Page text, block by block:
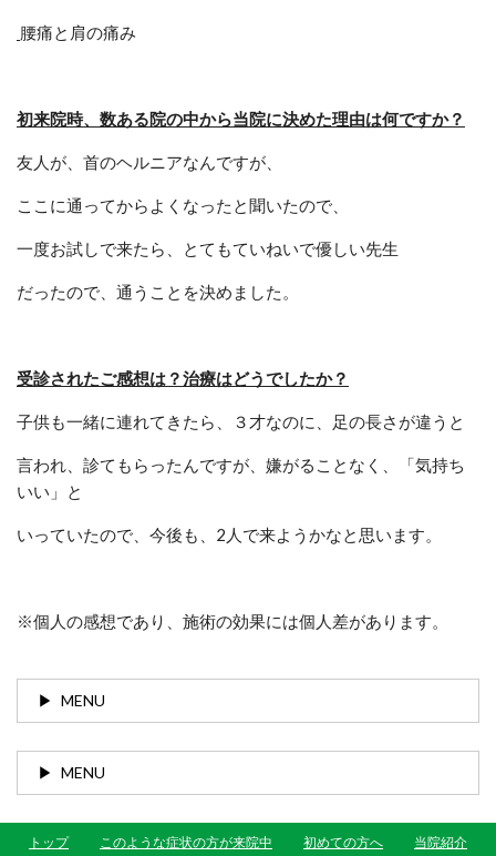
腰痛と肩の痛み
初来院時、数ある院の中から当院に決めた理由は何ですか？
友人が、首のヘルニアなんですが、
ここに通ってからよくなったと聞いたので、
一度お試しで来たら、とてもていねいで優しい先生
だったので、通うことを決めました。
受診されたご感想は？治療はどうでしたか？
子供も一緒に連れてきたら、３才なのに、足の長さが違うと
言われ、診てもらったんですが、嫌がることなく、「気持ち
いい」と
いっていたので、今後も、2人で来ようかなと思います。
※個人の感想であり、施術の効果には個人差があります。
MENU
MENU
トップ このような症状の方が来院中 初めての方へ
当院紹介